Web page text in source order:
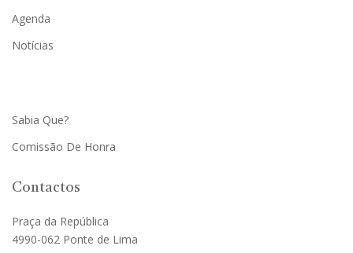
Agenda
Notícias
Sabia Que?
Comissão De Honra
Contactos
Praça da República
4990-062 Ponte de Lima